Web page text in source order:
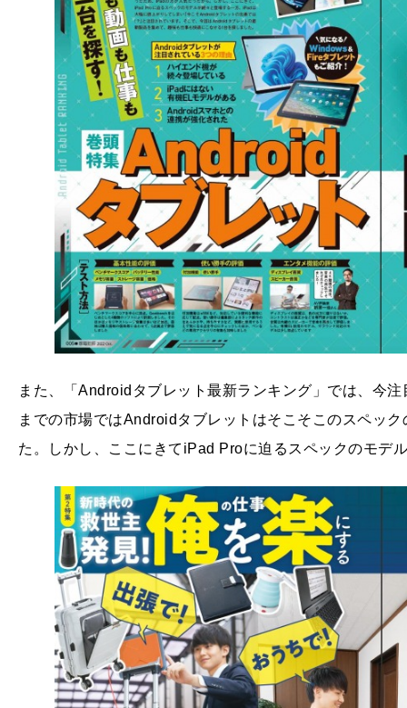
また、「Androidタブレット最新ランキング」では、今
までの市場ではAndroidタブレットはそこそこのスペッ
た。しかし、ここにきてiPad Proに迫るスペックのモデ